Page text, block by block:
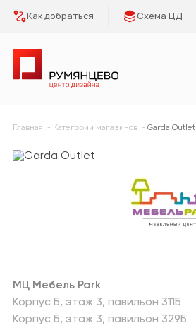
Как добраться Схема ЦД
Мебель Park
Напольные покрытия
Главная Категории магазинов Garda Outlet
МЦ Мебель Park
Корпус Б этаж 3 павильон 311Б
Корпус Б этаж 3 павильон 329Б